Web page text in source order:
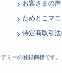
お客さまの声
ためとこマ
特定商取引
ミーの登録商標です。